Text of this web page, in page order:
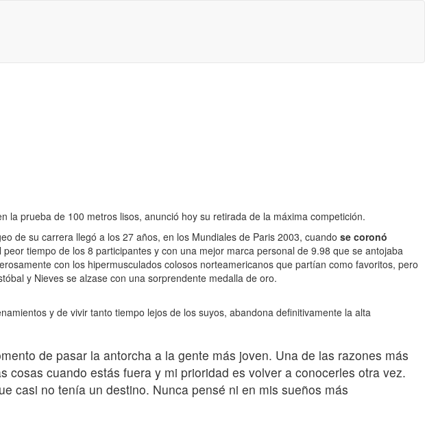
la prueba de 100 metros lisos, anunció hoy su retirada de la máxima competición.
de su carrera llegó a los 27 años, en los Mundiales de Paris 2003, cuando se coronó
tiempo de los 8 participantes y con una mejor marca personal de 9.98 que se antojaba
con los hipermusculados colosos norteamericanos que partían como favoritos, pero
y Nieves se alzase con una sorprendente medalla de oro.
y de vivir tanto tiempo lejos de los suyos, abandona definitivamente la alta
de pasar la antorcha a la gente más joven. Una de las razones más
cuando estás fuera y mi prioridad es volver a conocerles otra vez.
casi no tenía un destino. Nunca pensé ni en mis sueños más